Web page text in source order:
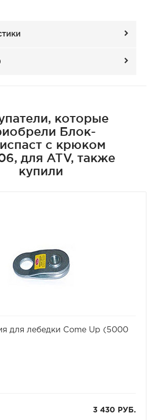
которые
Блок-
с крюком
для ATV, также
купили
для лебедки Come Up (5000
3 430 РУБ.